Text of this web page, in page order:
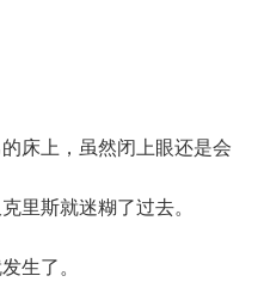
上，虽然闭上眼还是会
里斯就迷糊了过去。
生了。